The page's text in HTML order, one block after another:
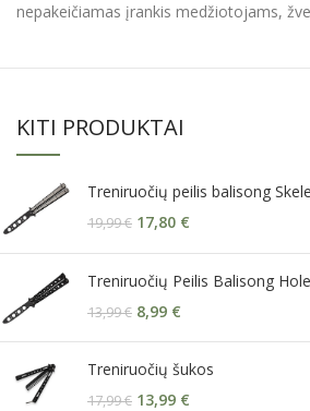
nepakeičiamas įrankis medžiotojams,
KITI PRODUKTAI
Treniruočių peilis balisong
19,99€ 17,80 €
Treniruočių Peilis Balisong
13,99€ 8,99 €
Treniruočių šukos
17,99€ 13,99 €